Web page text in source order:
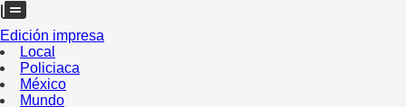
Edición impresa
Local
Policiaca
México
Mundo